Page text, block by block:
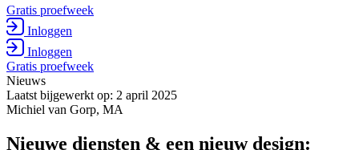
Gratis proefweek
Inloggen
Inloggen
Gratis proefweek
Nieuws
Laatst bijgewerkt op: 2 april 2025
Michiel van Gorp, MA
Nieuwe diensten & een nieuw design: